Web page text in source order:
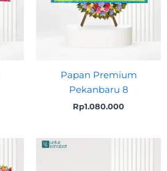
Papan Premium
Pekanbaru 8
Rp1.080.000